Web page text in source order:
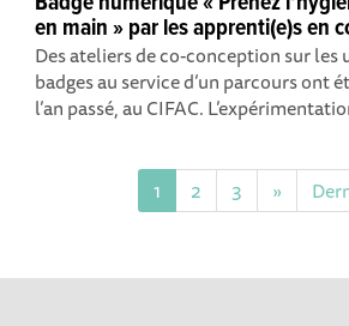
en main » par les apprenti(e)s en
Des ateliers de co-conception sur les
badges au service d’un parcours ont
l’an passé, au CIFAC.
1 2 3 »